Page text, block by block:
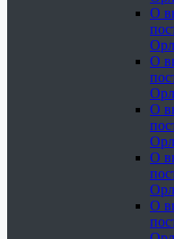
О
О
О
О
О